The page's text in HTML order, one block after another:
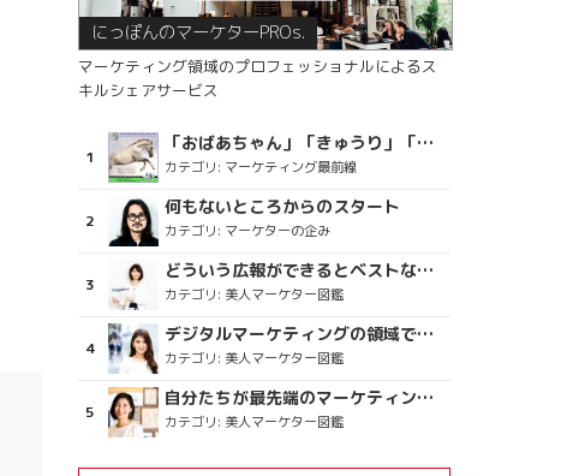
にっぽんのマーケターPROs.
マーケティング領域のプロフェッショナルによるス
キルシェアサービス
「おばあちゃん」「きゅうり」「ディスコで踊るおじさん」をCM素材に使った、「気持ちよさ」が売りの意外な商品とは？
カテゴリ: マーケティング最前線
何もないところからのスタート
カテゴリ: マーケターの企み
どういう広報ができるとベストなのか
カテゴリ: 美人マーケター図鑑
デジタルマーケティングの領域で、海外というステージに
カテゴリ: 美人マーケター図鑑
自分たちが最先端のマーケティングを目指す
カテゴリ: 美人マーケター図鑑